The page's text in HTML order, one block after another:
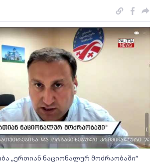
„ერთიან ნაციონალურ მოძრაობაში“